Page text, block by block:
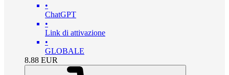
•
ChatGPT
•
Link di attivazione
•
GLOBALE
8.88 EUR